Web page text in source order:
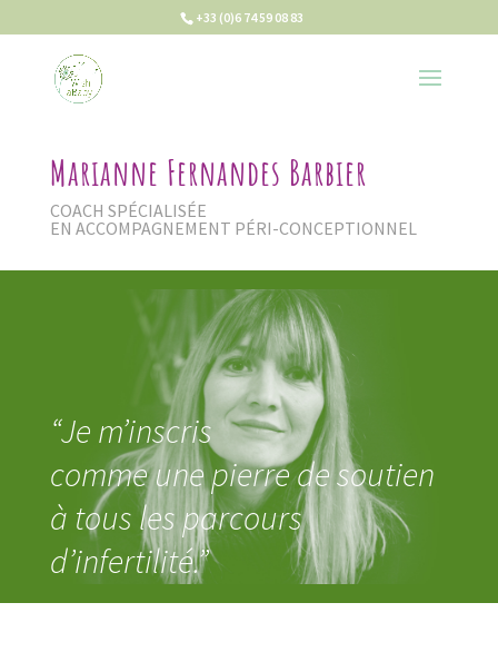
+33 (0)6 74 59 08 83
Marianne Fernandes Barbier
COACH SPÉCIALISÉE
EN ACCOMPAGNEMENT PÉRI-CONCEPTIONNEL
“Je m’inscris
comme une pierre de soutien
à tous les parcours
d’infertilité.”